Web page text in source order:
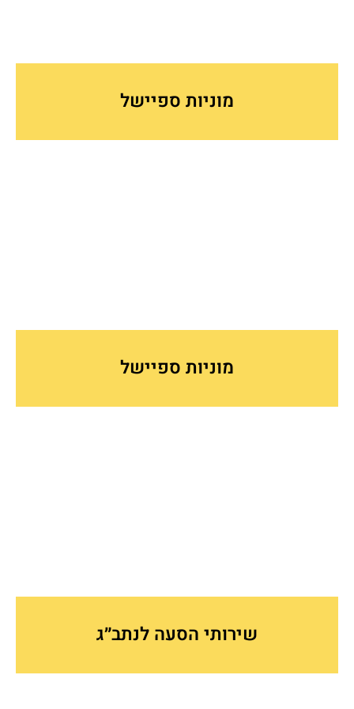
מוניות ספיישל
מוניות ספיישל
שירותי הסעה לנתב״ג